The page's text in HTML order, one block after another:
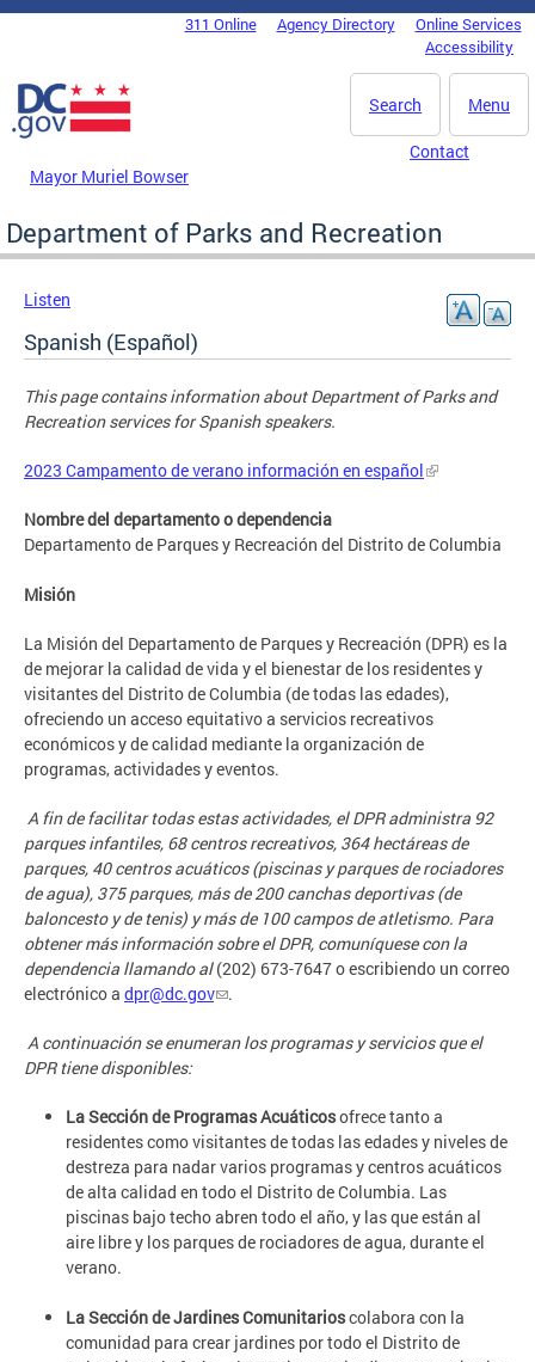
Skip to main content
DC Agency Top Menu311 Online Agency Directory
Online Services
Accessibility
Menu
Search
Mayor Muriel Bowser
Contact
Department of Parks and Recreation
Listen
Spanish (Español)
This page contains information about Department of Parks and
Recreation services for Spanish speakers.
2023 Campamento de verano información en español
Nombre del departamento o dependencia
Departamento de Parques y Recreación del Distrito de Columbia
Misión
La Misión del Departamento de Parques y Recreación (DPR) es la
de mejorar la calidad de vida y el bienestar de los residentes y
visitantes del Distrito de Columbia (de todas las edades),
ofreciendo un acceso equitativo a servicios recreativos
económicos y de calidad mediante la organización de
programas, actividades y eventos.
A fin de facilitar todas estas actividades, el DPR administra 92
parques infantiles, 68 centros recreativos, 364 hectáreas de
parques, 40 centros acuáticos (piscinas y parques de rociadores
de agua), 375 parques, más de 200 canchas deportivas (de
baloncesto y de tenis) y más de 100 campos de atletismo. Para
obtener más información sobre el DPR, comuníquese con la
dependencia llamando al(202) 673-7647 o escribiendo un correo
electrónico a dpr@dc.gov .
A continuación se enumeran los programas y servicios que el
DPR tiene disponibles:
La Sección de Programas Acuáticosofrece tanto a
residentes como visitantes de todas las edades y niveles de
destreza para nadar varios programas y centros acuáticos
de alta calidad en todo el Distrito de Columbia. Las
piscinas bajo techo abren todo el año, y las que están al
aire libre y los parques de rociadores de agua, durante el
verano.
La Sección de Jardines Comunitarioscolabora con la
comunidad para crear jardines por todo el Distrito de